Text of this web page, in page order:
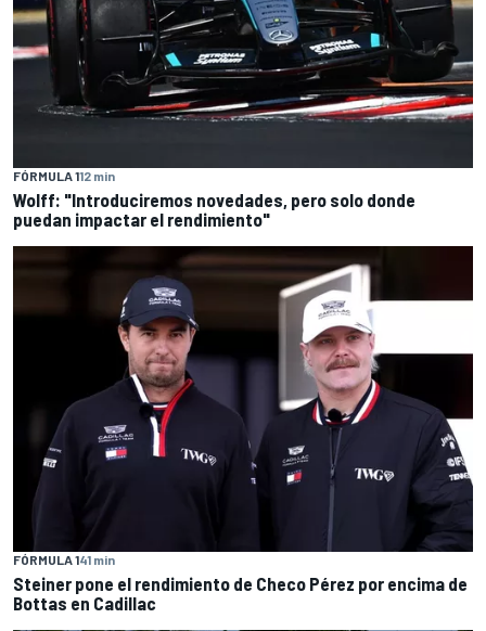
FÓRMULA 112 min
Wolff: "Introduciremos novedades, pero solo donde
puedan impactar el rendimiento"
FÓRMULA 141 min
Steiner pone el rendimiento de Checo Pérez por encima de
Bottas en Cadillac